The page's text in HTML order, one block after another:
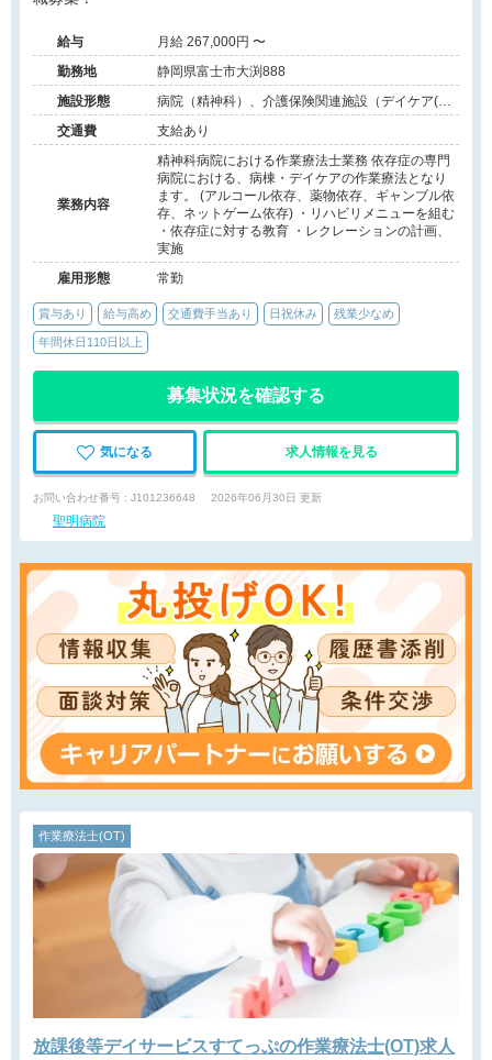
給与
月給 267,000円 〜
勤務地
静岡県富士市大渕888
施設形態
病院（精神科）、介護保険関連施設（デイケア(精
神科)）
交通費 支給あり
業務内容
精神科病院における作業療法士業務 依存症の専門
病院における、病棟・デイケアの作業療法となり
ます。 (アルコール依存、薬物依存、ギャンブル依
存、ネットゲーム依存) ・リハビリメニューを組む
・依存症に対する教育 ・レクレーションの計画、
実施
雇用形態
常勤
賞与あり 給与高め 交通費手当あり 日祝休み 残業少なめ
年間休日110日以上
募集状況を確認する
気になる 求人情報を見る
お問い合わせ番号 : J101236648 2026年06月30日 更新
聖明病院
作業療法士(OT)
放課後等デイサービスすてっぷの作業療法士(OT)求人